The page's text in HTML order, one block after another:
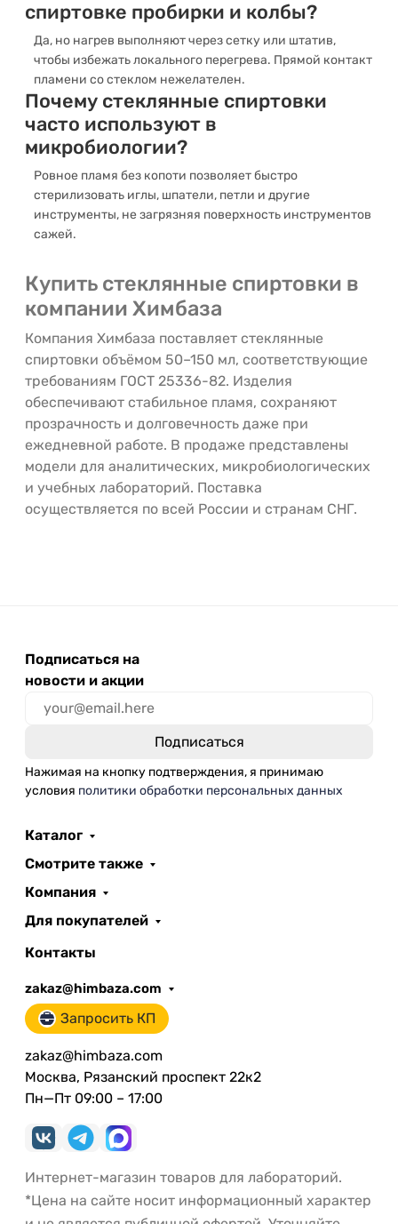
спиртовке пробирки и колбы?
Да, но нагрев выполняют через сетку или штатив,
чтобы избежать локального перегрева. Прямой контакт
пламени со стеклом нежелателен.
Почему стеклянные спиртовки
часто используют в
микробиологии?
Ровное пламя без копоти позволяет быстро
стерилизовать иглы, шпатели, петли и другие
инструменты, не загрязняя поверхность инструментов
сажей.
Купить стеклянные спиртовки в
компании Химбаза
Компания Химбаза поставляет стеклянные
спиртовки объёмом 50–150 мл, соответствующие
требованиям ГОСТ 25336-82. Изделия
обеспечивают стабильное пламя, сохраняют
прозрачность и долговечность даже при
ежедневной работе. В продаже представлены
модели для аналитических, микробиологических
и учебных лабораторий. Поставка
осуществляется по всей России и странам СНГ.
Подписаться на
новости и акции
Нажимая на кнопку подтверждения, я принимаю
условия политики обработки персональных данных
Каталог
Смотрите также
Компания
Для покупателей
Контакты
zakaz@himbaza.com
Запросить КП
zakaz@himbaza.com
Москва, Рязанский проспект 22к2
Пн—Пт 09:00 – 17:00
Интернет-магазин товаров для лабораторий.
*Цена на сайте носит информационный характер